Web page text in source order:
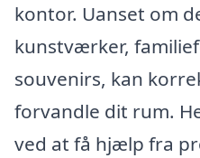
kontor. Uanset om
kunstværker,
souvenirs, kan
forvandle dit rum.
ved at få hjælp fra